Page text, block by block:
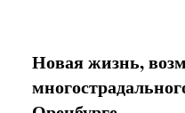
Новая жизнь,